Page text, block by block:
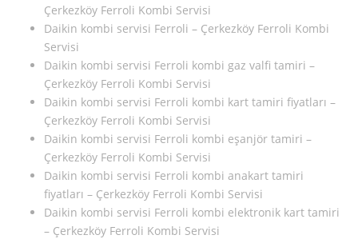
Çerkezköy Ferroli Kombi Servisi
Daikin kombi servisi Ferroli – Çerkezköy Ferroli Kombi
Servisi
Daikin kombi servisi Ferroli kombi gaz valfi tamiri –
Çerkezköy Ferroli Kombi Servisi
Daikin kombi servisi Ferroli kombi kart tamiri fiyatları –
Çerkezköy Ferroli Kombi Servisi
Daikin kombi servisi Ferroli kombi eşanjör tamiri –
Çerkezköy Ferroli Kombi Servisi
Daikin kombi servisi Ferroli kombi anakart tamiri
fiyatları – Çerkezköy Ferroli Kombi Servisi
Daikin kombi servisi Ferroli kombi elektronik kart tamiri
– Çerkezköy Ferroli Kombi Servisi